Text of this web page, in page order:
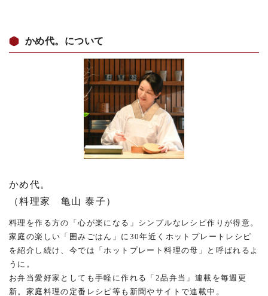
かめ代。について
かめ代。
（料理家 亀山 泰子）
料理を作る方の「心が楽になる」シンプルなレシピ作りが得意。
家庭の楽しい「囲みごはん」に30年近くホットプレートレシピ
を紹介し続け、今では「ホットプレート料理の母」と呼ばれるよ
うに。
お弁当愛好家としても手軽に作れる「2品弁当」連載を毎週更
新。家庭料理の定番レシピ等も新聞やサイトで連載中。